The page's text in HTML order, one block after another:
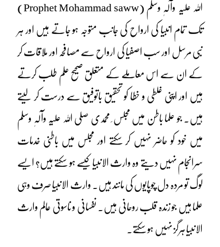
اللہ علیہ وآلہٖ وسلم (Prophet Mohammad saww)
تک تمام انبیا کی ارواح کی جانب متوجہ ہو جاتے ہیں اور ہر
نبی مرسل اور سب اصفیا کی ارواح سے مصافحہ اور ملاقات کر
کے ان سے اس معاملے کے متعلق صحیح علم طلب کرتے
ہیں اور اپنی غلطی و خطا کو تحقیق باتوفیق سے درست کر لیتے
ہیں۔ جو علما باطن میں مجلس ِ محمدی صلی اللہ علیہ وآلہٖ وسلم
میں خود کو حاضر نہیں کر سکتے اور مجلس میں باطنی خدمات
سرانجام نہیں دیتے وہ وارث الانبیا کیسے ہو سکتے ہیں؟ ایسے
لوگ تو مردہ دل چوپایوں کی مانند ہیں۔ وارث الانبیا صرف وہی
علما ہیں جو زندہ قلب روحانی ہیں۔ نفسانی و ناسوتی عالم وارث
الانبیا ہرگز نہیں ہو سکتے۔